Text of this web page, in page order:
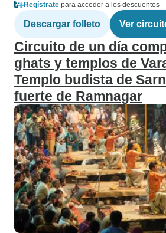
Regístrate para acceder a los descuentos
Descargar folleto Ver
Circuito de un día
ghats y templos de
Templo budista de
fuerte de Ramnagar